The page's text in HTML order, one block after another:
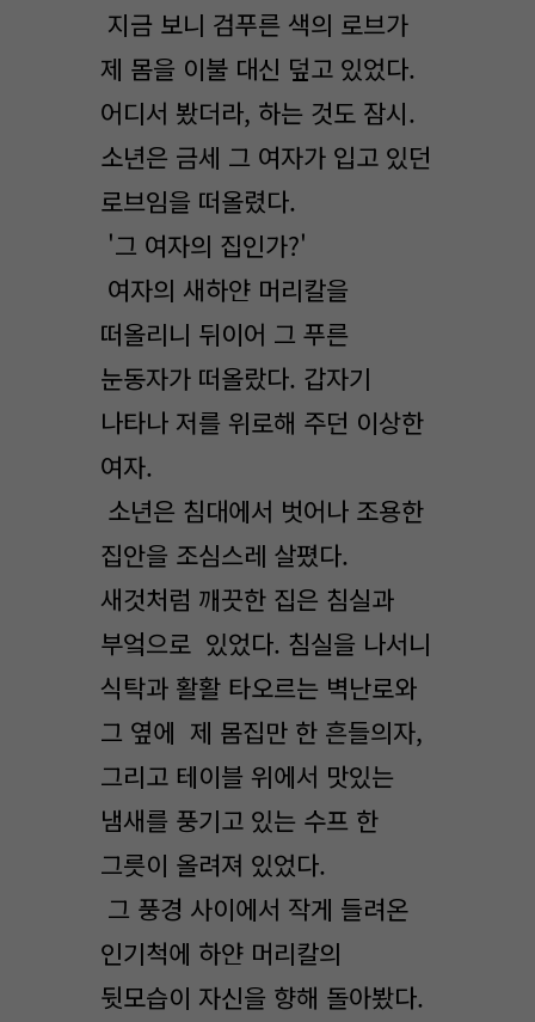
지금 보니 검푸른 색의 로브가
제 몸을 이불 대신 덮고 있었다.
어디서 봤더라, 하는 것도 잠시.
소년은 금세 그 여자가 입고 있던
로브임을 떠올렸다.
'그 여자의 집인가?'
여자의 새하얀 머리칼을
떠올리니 뒤이어 그 푸른
눈동자가 떠올랐다. 갑자기
나타나 저를 위로해 주던 이상한
여자.
소년은 침대에서 벗어나 조용한
집안을 조심스레 살폈다.
새것처럼 깨끗한 집은 침실과
부엌으로 있었다. 침실을 나서니
식탁과 활활 타오르는 벽난로와
그 옆에 제 몸집만 한 흔들의자,
그리고 테이블 위에서 맛있는
냄새를 풍기고 있는 수프 한
그릇이 올려져 있었다.
그 풍경 사이에서 작게 들려온
인기척에 하얀 머리칼의
뒷모습이 자신을 향해 돌아봤다.